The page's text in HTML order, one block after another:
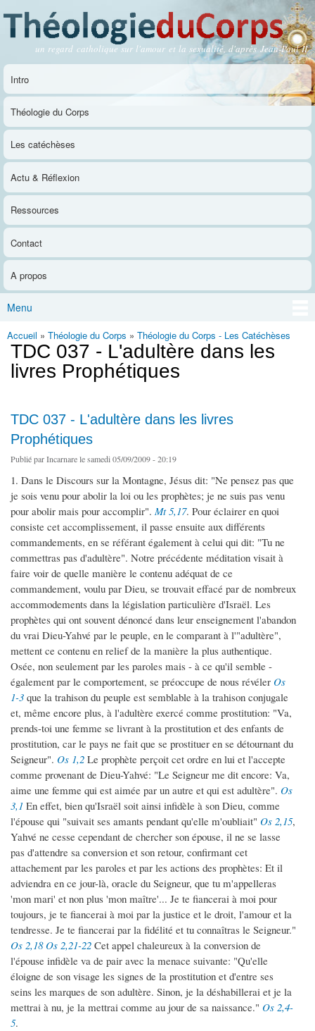
contenu
principal
Théologie du Corps
un regard catholique sur l'amour et la sexualité, d'après Jean-Paul II
Menu principal
Intro
Théologie du Corps
Les catéchèses
Actu & Réflexion
Ressources
Contact
A propos
Menu
Vous êtes ici
Accueil » Théologie du Corps » Théologie du Corps - Les Catéchèses
TDC 037 - L'adultère dans les
livres Prophétiques
TDC 037 - L'adultère dans les livres
Prophétiques
Publié parIncarnarele samedi 05/09/2009 - 20:19
1. Dans le Discours sur la Montagne, Jésus dit: "Ne pensez pas que
je sois venu pour abolir la loi ou les prophètes; je ne suis pas venu
pour abolir mais pour accomplir". Mt 5,17. Pour éclairer en quoi
consiste cet accomplissement, il passe ensuite aux différents
commandements, en se référant également à celui qui dit: "Tu ne
commettras pas d'adultère". Notre précédente méditation visait à
faire voir de quelle manière le contenu adéquat de ce
commandement, voulu par Dieu, se trouvait effacé par de nombreux
accommodements dans la législation particulière d'Israël. Les
prophètes qui ont souvent dénoncé dans leur enseignement l'abandon
du vrai Dieu-Yahvé par le peuple, en le comparant à l'"adultère",
mettent ce contenu en relief de la manière la plus authentique.
Osée, non seulement par les paroles mais - à ce qu'il semble -
également par le comportement, se préoccupe de nous révéler Os
1-3 que la trahison du peuple est semblable à la trahison conjugale
et, même encore plus, à l'adultère exercé comme prostitution: "Va,
prends-toi une femme se livrant à la prostitution et des enfants de
prostitution, car le pays ne fait que se prostituer en se détournant du
Seigneur". Os 1,2 Le prophète perçoit cet ordre en lui et l'accepte
comme provenant de Dieu-Yahvé: "Le Seigneur me dit encore: Va,
aime une femme qui est aimée par un autre et qui est adultère". Os
3,1 En effet, bien qu'Israël soit ainsi infidèle à son Dieu, comme
l'épouse qui "suivait ses amants pendant qu'elle m'oubliait" Os 2,15,
Yahvé ne cesse cependant de chercher son épouse, il ne se lasse
pas d'attendre sa conversion et son retour, confirmant cet
attachement par les paroles et par les actions des prophètes: Et il
adviendra en ce jour-là, oracle du Seigneur, que tu m'appelleras
'mon mari' et non plus 'mon maître'... Je te fiancerai à moi pour
toujours, je te fiancerai à moi par la justice et le droit, l'amour et la
tendresse. Je te fiancerai par la fidélité et tu connaîtras le Seigneur."
Os 2,18 Os 2,21-22 Cet appel chaleureux à la conversion de
l'épouse infidèle va de pair avec la menace suivante: "Qu'elle
éloigne de son visage les signes de la prostitution et d'entre ses
seins les marques de son adultère. Sinon, je la déshabillerai et je la
mettrai à nu, je la mettrai comme au jour de sa naissance." Os 2,4-
5.